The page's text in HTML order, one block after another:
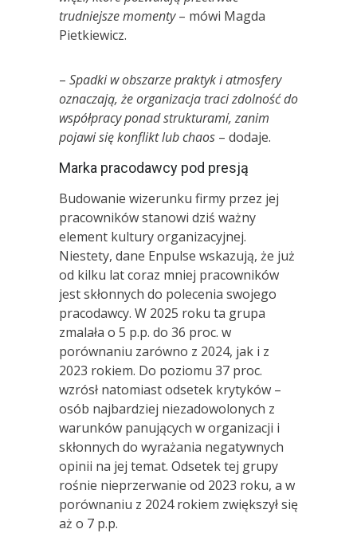
trudniejsze momenty– mówi Magda
Pietkiewicz.
– Spadki w obszarze praktyk i atmosfery
oznaczają, że organizacja traci zdolność do
współpracy ponad strukturami, zanim
pojawi się konflikt lub chaos – dodaje.
Marka pracodawcy pod presją
Budowanie wizerunku firmy przez jej
pracowników stanowi dziś ważny
element kultury organizacyjnej.
Niestety, dane Enpulse wskazują, że już
od kilku lat coraz mniej pracowników
jest skłonnych do polecenia swojego
pracodawcy. W 2025 roku ta grupa
zmalała o 5 p.p. do 36 proc. w
porównaniu zarówno z 2024, jak i z
2023 rokiem. Do poziomu 37 proc.
wzrósł natomiast odsetek krytyków –
osób najbardziej niezadowolonych z
warunków panujących w organizacji i
skłonnych do wyrażania negatywnych
opinii na jej temat. Odsetek tej grupy
rośnie nieprzerwanie od 2023 roku, a w
porównaniu z 2024 rokiem zwiększył się
aż o 7 p.p.